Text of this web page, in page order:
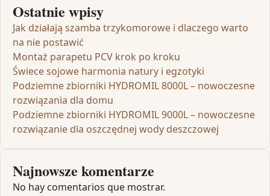
Ostatnie wpisy
Jak działają szamba trzykomorowe i dlaczego warto
na nie postawić
Montaż parapetu PCV krok po kroku
Świece sojowe harmonia natury i egzotyki
Podziemne zbiorniki HYDROMIL 8000L – nowoczesne
rozwiązania dla domu
Podziemne zbiorniki HYDROMIL 9000L – nowoczesne
rozwiązanie dla oszczędnej wody deszczowej
Najnowsze komentarze
No hay comentarios que mostrar.